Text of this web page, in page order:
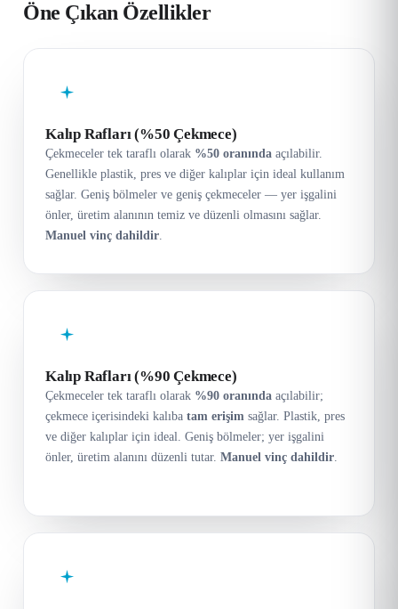
Öne Çıkan Özellikler
Kalıp Rafları (%50 Çekmece)
Çekmeceler tek taraflı olarak %50 oranında açılabilir.
Genellikle plastik, pres ve diğer kalıplar için ideal kullanım
sağlar. Geniş bölmeler ve geniş çekmeceler — yer işgalini
önler, üretim alanının temiz ve düzenli olmasını sağlar.
Manuel vinç dahildir.
Kalıp Rafları (%90 Çekmece)
Çekmeceler tek taraflı olarak %90 oranında açılabilir;
çekmece içerisindeki kalıba tam erişim sağlar. Plastik, pres
ve diğer kalıplar için ideal. Geniş bölmeler; yer işgalini
önler, üretim alanını düzenli tutar. Manuel vinç dahildir.